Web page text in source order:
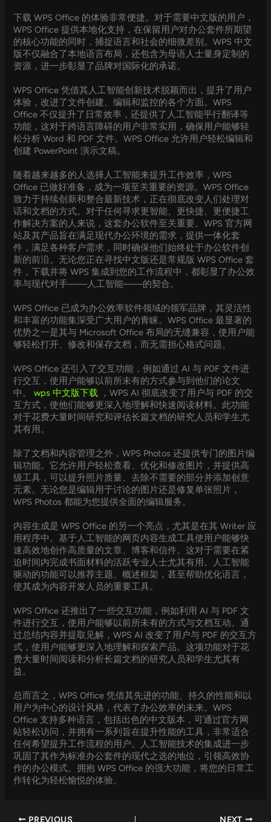
下载 WPS Office 的体验非常便捷。对于需要中文版的用户，
WPS Office 提供本地化支持，在保留用户对办公套件所期望
的核心功能的同时，捕捉语言和社会的细微差别。WPS 中文
版不仅融合了本地语言布局，还包含为母语人士量身定制的
资源，进一步彰显了品牌对国际化的承诺。
WPS Office 凭借其人工智能创新技术脱颖而出，提升了用户
体验，改进了文件创建、编辑和监控的各个方面。WPS
Office 不仅提升了日常效率，还提供了人工智能平行翻译等
功能，这对于跨语言障碍的用户非常实用，确保用户能够轻
松分析 Word 和 PDF 文件。WPS Office 允许用户轻松编辑和
创建 PowerPoint 演示文稿。
随着越来越多的人选择人工智能来提升工作效率，WPS
Office 已做好准备，成为一项至关重要的资源。WPS Office
致力于持续创新和整合最新技术，正在彻底改变人们处理对
话和文档的方式。对于任何寻求更智能、更快捷、更便捷工
作解决方案的人来说，这套办公软件至关重要。WPS 官方网
站及其产品旨在满足现代办公环境的需求，提供一体化套
件，满足各种客户需求，同时确保他们始终处于办公软件创
新的前沿。无论您正在寻找中文版还是常规版 WPS Office 套
件，下载并将 WPS 集成到您的工作流程中，都彰显了办公效
率与现代对手——人工智能——的契合。
WPS Office 已成为办公效率软件领域的领军品牌，其灵活性
和丰富的功能集深受广大用户的青睐。WPS Office 最显著的
优势之一是其与 Microsoft Office 布局的无缝兼容，使用户能
够轻松打开、修改和保存文档，而无需担心格式问题。
WPS Office 还引入了交互功能，例如通过 AI 与 PDF 文件进
行交互，使用户能够以前所未有的方式参与到他们的论文
中。wps 中文版下载 ，WPS AI 彻底改变了用户与 PDF 的交
互方式，使他们能够更深入地理解和快速阅读材料。此功能
对于花费大量时间研究和评估长篇文档的研究人员和学生尤
其有用。
除了文档和内容管理之外，WPS Photos 还提供专门的图片编
辑功能。它允许用户轻松查看、优化和修改图片，并提供高
级工具，可以提升照片质量、去除不需要的部分并添加创意
元素。无论您是编辑用于讨论的图片还是修复单张照片，
WPS Photos 都能为您提供全面的编辑服务。
内容生成是 WPS Office 的另一个亮点，尤其是在其 Writer 应
用程序中。基于人工智能的网页内容生成工具使用户能够快
速高效地创作高质量的文章、博客和信件。这对于需要在紧
迫时间内完成书面材料的活跃专业人士尤其有用。人工智能
驱动的功能可以推荐主题、概述框架，甚至帮助优化语言，
使其成为内容开发人员的重要工具。
WPS Office 还推出了一些交互功能，例如利用 AI 与 PDF 文
件进行交互，使用户能够以前所未有的方式与文档互动。通
过总结内容并提取见解，WPS AI 改变了用户与 PDF 的交互方
式，使用户能够更深入地理解和探索产品。这项功能对于花
费大量时间阅读和分析长篇文档的研究人员和学生尤其有
益。
总而言之，WPS Office 凭借其先进的功能、持久的性能和以
用户为中心的设计风格，代表了办公效率的未来。WPS
Office 支持多种语言，包括出色的中文版本，可通过官方网
站轻松访问，并拥有一系列旨在提升性能的工具，非常适合
任何希望提升工作流程的用户。人工智能技术的集成进一步
巩固了其作为标准办公套件的现代之选的地位，引领高效协
作的办公模式。拥抱 WPS Office 的强大功能，将您的日常工
作转化为轻松愉悦的体验。
PREVIOUS NEXT